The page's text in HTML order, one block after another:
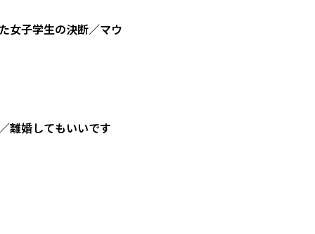
女子学生の決断／マウ
離婚してもいいです